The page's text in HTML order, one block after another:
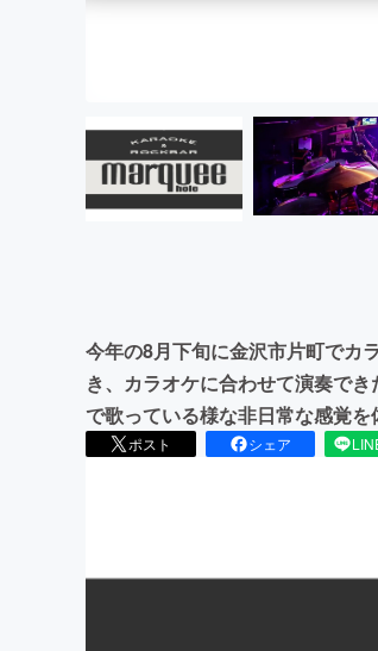
今年の8月下旬に金沢市片町でカ
き、カラオケに合わせて演奏で
で歌っている様な非日常な感覚を
ポスト シェア